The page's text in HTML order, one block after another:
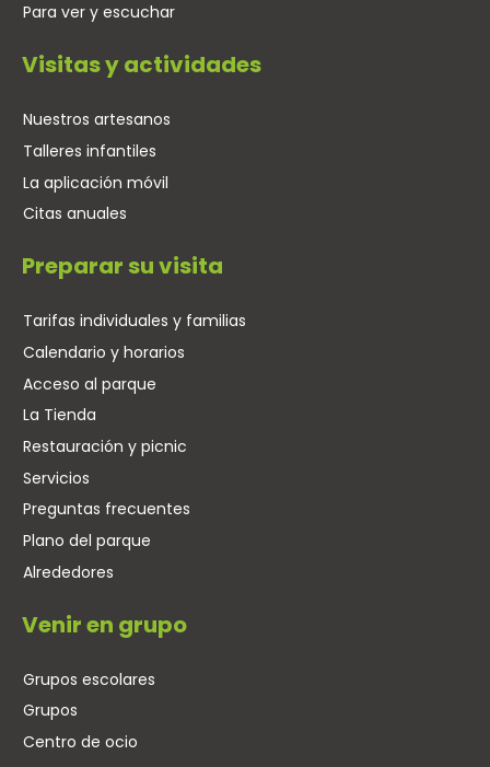
Para ver y escuchar
Visitas y actividades
Nuestros artesanos
Talleres infantiles
La aplicación móvil
Citas anuales
Preparar su visita
Tarifas individuales y familias
Calendario y horarios
Acceso al parque
La Tienda
Restauración y picnic
Servicios
Preguntas frecuentes
Plano del parque
Alrededores
Venir en grupo
Grupos escolares
Grupos
Centro de ocio